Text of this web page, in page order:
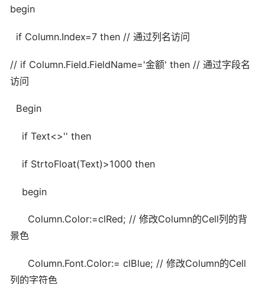
begin
if Column.Index=7 then // 通过列名访问
// if Column.Field.FieldName='金额' then // 通过字段名
访问
Begin
if Text<>'' then
if StrtoFloat(Text)>1000 then
begin
Column.Color:=clRed; // 修改Column的Cell列的背
景色
Column.Font.Color:= clBlue; // 修改Column的Cell
列的字符色